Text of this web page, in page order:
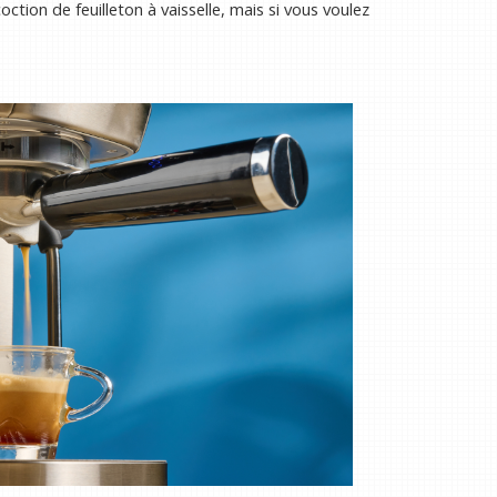
de feuilleton à vaisselle, mais si vous voulez